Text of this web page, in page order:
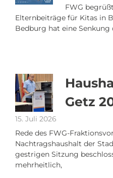
FWG
Elternbeiträge für Kitas in
Bedburg hat eine
Getz
15. Juli 2026
Rede des FWG-
Nachtragshaushalt der
gestrigen Sitzung
mehrheitlich,